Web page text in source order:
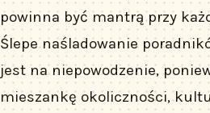
powinna być mantrą przy
Ślepe naśladowanie
jest na niepowodzenie,
mieszankę okoliczności,